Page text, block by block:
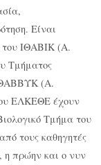
Είναι
του ΙΘΑΒΙΚ (Α.
Τμήματος
(Α.
ΕΛΚΕΘΕ έχουν
Τμήμα του
τους καθηγητές
η πρώην και ο νυν